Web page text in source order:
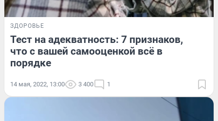
ЗДОРОВЬЕ
Тест на адекватность: 7 признаков,
что с вашей самооценкой всё в
порядке
14 мая, 2022, 13:00 3 400 1